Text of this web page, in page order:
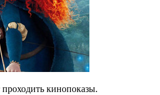
кинопоказы.